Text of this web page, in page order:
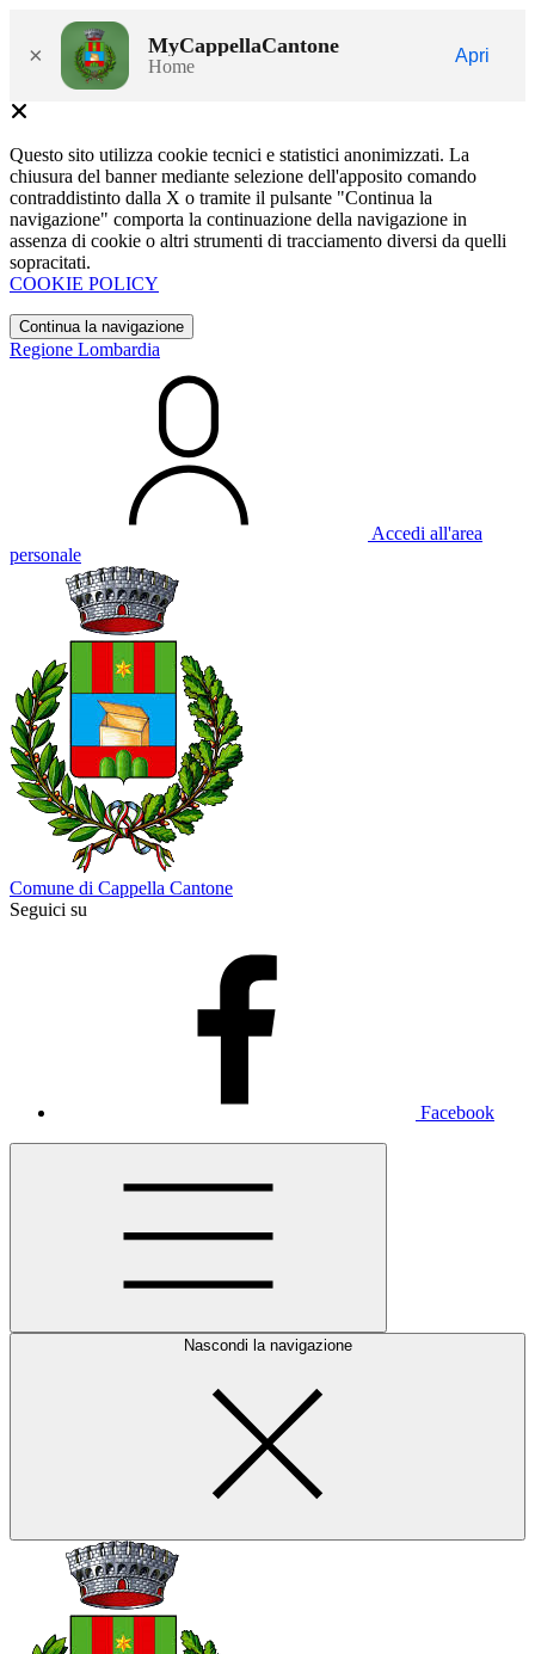
× MyCappellaCantone
Home
Apri
Questo sito utilizza cookie tecnici e statistici anonimizzati. La
chiusura del banner mediante selezione dell'apposito comando
contraddistinto dalla X o tramite il pulsante "Continua la
navigazione" comporta la continuazione della navigazione in
assenza di cookie o altri strumenti di tracciamento diversi da quelli
sopracitati.
COOKIE POLICY
Continua la navigazione
Regione Lombardia
Accedi all'area
personale
Comune di Cappella Cantone
Seguici su
Facebook
Nascondi la navigazione